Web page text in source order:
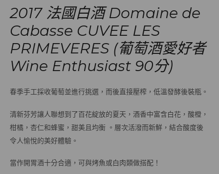
2017 法國白酒 Domaine de
Cabasse CUVEE LES
PRIMEVERES (葡萄酒愛好者
Wine Enthusiast 90分)
春季手工採收葡萄並進行挑選，而後直接壓榨，低溫發酵後裝瓶。
清新芬芳讓人聯想到了百花綻放的夏天，酒香中富含白花，酸橙，
柑橘，杏仁和蜂蜜，甜美且均衡 。層次活潑而新鮮，結合酸度後
令人愉悅的美好體驗。
當作開胃酒十分合適，可與烤魚或白肉類做搭配！